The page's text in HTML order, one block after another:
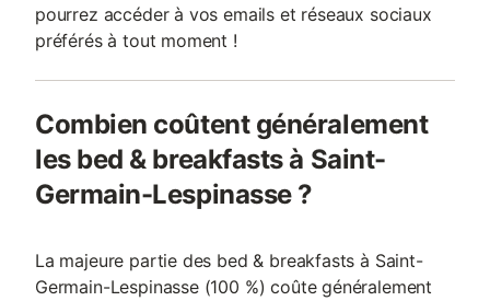
pourrez accéder à vos emails et réseaux sociaux
préférés à tout moment !
Combien coûtent généralement
les bed & breakfasts à Saint-
Germain-Lespinasse ?
La majeure partie des bed & breakfasts à Saint-
Germain-Lespinasse (100 %) coûte généralement